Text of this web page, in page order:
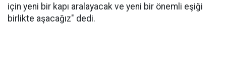
için yeni bir kapı aralayacak ve yeni bir önemli eşiği
birlikte aşacağız" dedi.